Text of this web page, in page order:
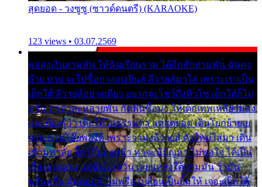
สุดยอด - วงซูซู (ซาวด์ดนตรี) (KARAOKE)
123 views • 03.07.2569
พ่อส่งเงินสามพัน ให้ฉันเรียนราม ได้อีกสักสามพัน ฉันคง
บ๊าย บาย จะไปซื้อกางเกงยีนส์ ลีวายส์มาใส่ เพราะเราเป็น
เด็กใต้ ลีวายส์อย่างเดียว อยากจะโชว์ถึงหิวโซ เด็กใต้ก็ไม่
หวั่น ตกตัวละหลายพัน กัดฟันซื้อมา ให้เด็กเทพเหลียวมอง
และต้องรู้ว่า เด็กใต้ไม่ธรรมดา แต่สุดยอด เดินโยกย้ายเย
ยวน กวนโอ๊ยพอได้ เพราะว่านุ่งลีวายส์ ตัวใหม่ใส่มา เดิน
เข้ามหาลัย จิ๊กโก๊มองหน้า ท่าจะมีปัญหา ไม่พอใจ ได้เป็น
เรื่องแน่นอน แต่ฉันไม่หวั่น เลยแหลงใต้ถามมัน ว่ามัน
พรั่นพรือ มันตอบว่าไม่พรื่อ เปลี่ยนเป็นยิ้มให้ เจอะเด็กใต้